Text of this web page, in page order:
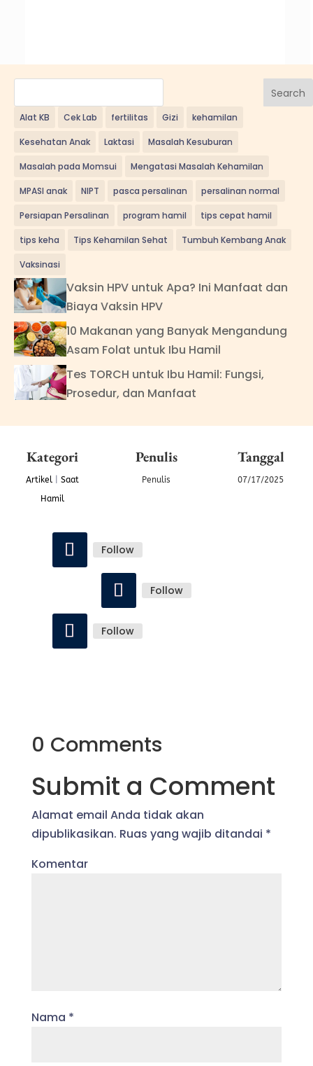
Search
Alat KB Cek Lab fertilitas Gizi kehamilan
Kesehatan Anak Laktasi Masalah Kesuburan
Masalah pada Momsui Mengatasi Masalah Kehamilan
MPASI anak NIPT pasca persalinan persalinan normal
Persiapan Persalinan program hamil tips cepat hamil
tips keha Tips Kehamilan Sehat Tumbuh Kembang Anak
Vaksinasi
Vaksin HPV untuk Apa? Ini Manfaat dan
Biaya Vaksin HPV
10 Makanan yang Banyak Mengandung
Asam Folat untuk Ibu Hamil
Tes TORCH untuk Ibu Hamil: Fungsi,
Prosedur, dan Manfaat
Kategori
Artikel| Saat
Hamil
Penulis
Penulis
Tanggal
07/17/2025
Follow
Follow
Follow
0 Comments
Submit a Comment
Alamat email Anda tidak akan
dipublikasikan. Ruas yang wajib ditandai *
Komentar
Nama *